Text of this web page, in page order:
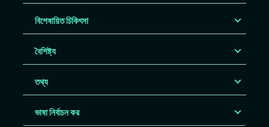
বিশেষায়িত চিকিৎসা
বৈশিষ্ট্য
তথ্য
ভাষা নির্বাচন কর